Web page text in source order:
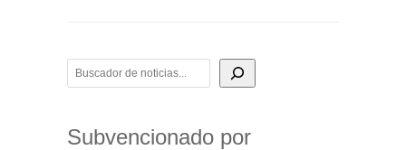
BUSCADOR DE NOTICIAS
Subvencionado por